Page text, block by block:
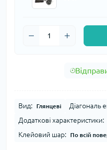
Вид: Глянцеві Діагональ
Додаткові характеристики:
Клейовий шар: По всій